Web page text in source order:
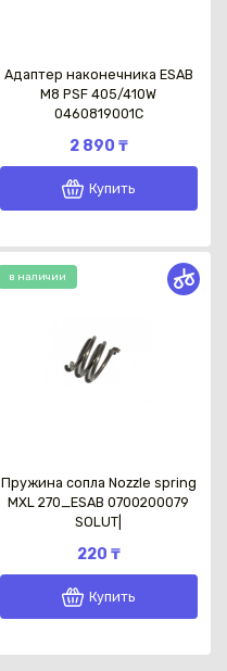
Адаптер наконечника ESAB
М8 PSF 405/410W
0460819001C
2 890 ₸
Купить
в наличии
Пружина сопла Nozzle spring
MXL 270_ESAB 0700200079
SOLUT|
220 ₸
Купить